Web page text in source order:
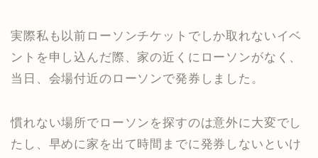
実際私も以前ローソンチケットでしか取れないイベ
ントを申し込んだ際、家の近くにローソンがなく、
当日、会場付近のローソンで発券しました。
慣れない場所でローソンを探すのは意外に大変でし
たし、早めに家を出て時間までに発券しないといけ